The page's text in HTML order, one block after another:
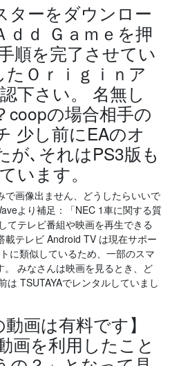
ターをダウンロー
ｄｄ Ｇａｍｅを押
順を完了させてい
Ｏｒｉｇｉｎア
下さい。 名無し
coopの場合相手の
少し前にEAのオ
が､それはPS3版も
います。
画像出ません、どうしたらいいで
より補足：「NEC 1車に関する質
てテレビ番組や映画を再生できる
テレビ Android TV は現在サポー
に類似しているため、一部のスマ
みなさんは映画を見るとき、ど
TSUTAYAでレンタルしていまし
画は有料です】
画を利用したこと